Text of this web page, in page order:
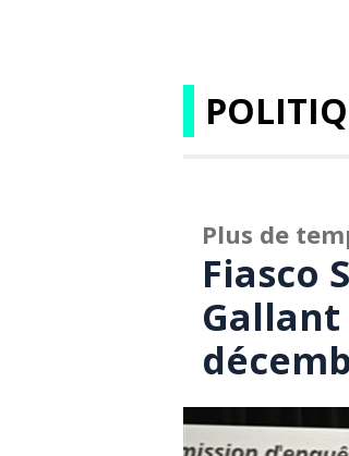
Plus de
Fiasco